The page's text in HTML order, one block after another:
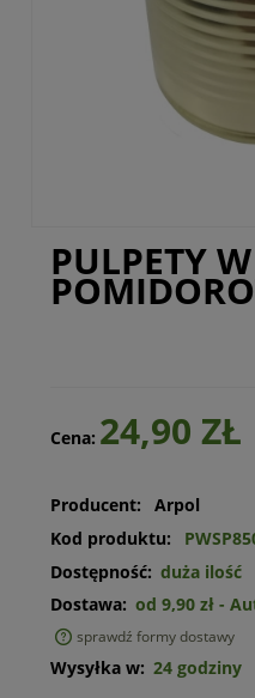
PULPETY
Cena: 24,90 ZŁ
Producent:
Arpol
Kod produktu:
Dostępność: duża ilość
Dostawa: od 9,90 zł -
sprawdź formy dostawy
Wysyłka w: 24 godziny